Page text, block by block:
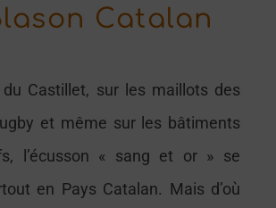
Catalan
Castillet, sur les maillots des
et même sur les bâtiments
l’écusson « sang et or » se
en Pays Catalan. Mais d’où